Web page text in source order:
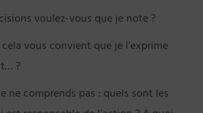
voulez-vous que je note ?
vous convient que je l’exprime
?
ne comprends pas : quels sont les